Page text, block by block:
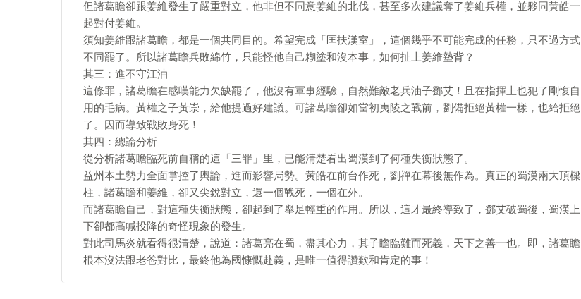
但諸葛瞻卻跟姜維發生了嚴重對立，他非但不同意姜維的北伐，甚至多次建議奪了姜維兵權，並夥同黃皓一
起對付姜維。
須知姜維跟諸葛瞻，都是一個共同目的。希望完成「匡扶漢室」，這個幾乎不可能完成的任務，只不過方式
不同罷了。所以諸葛瞻兵敗綿竹，只能怪他自己糊塗和沒本事，如何扯上姜維墊背？
其三：進不守江油
這條罪，諸葛瞻在感嘆能力欠缺罷了，他沒有軍事經驗，自然難敵老兵油子鄧艾！且在指揮上也犯了剛愎自
用的毛病。黃權之子黃崇，給他提過好建議。可諸葛瞻卻如當初夷陵之戰前，劉備拒絕黃權一樣，也給拒絕
了。因而導致戰敗身死！
其四：總論分析
從分析諸葛瞻臨死前自稱的這「三罪」里，已能清楚看出蜀漢到了何種失衡狀態了。
益州本土勢力全面掌控了輿論，進而影響局勢。黃皓在前台作死，劉禪在幕後無作為。真正的蜀漢兩大頂樑
柱，諸葛瞻和姜維，卻又尖銳對立，還一個戰死，一個在外。
而諸葛瞻自己，對這種失衡狀態，卻起到了舉足輕重的作用。所以，這才最終導致了，鄧艾破蜀後，蜀漢上
下卻都高喊投降的奇怪現象的發生。
對此司馬炎就看得很清楚，說道：諸葛亮在蜀，盡其心力，其子瞻臨難而死義，天下之善一也。即，諸葛瞻
根本沒法跟老爸對比，最終他為國慷慨赴義，是唯一值得讚歎和肯定的事！